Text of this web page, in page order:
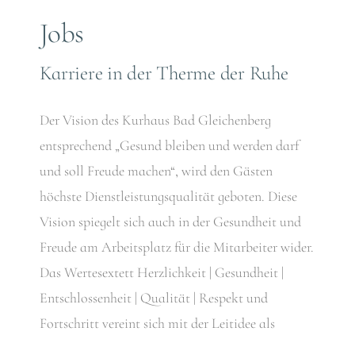
Jobs
Karriere in der Therme der Ruhe
Der Vision des Kurhaus Bad Gleichenberg
entsprechend „Gesund bleiben und werden darf
und soll Freude machen“, wird den Gästen
höchste Dienstleistungsqualität geboten. Diese
Vision spiegelt sich auch in der Gesundheit und
Freude am Arbeitsplatz für die Mitarbeiter wider.
Das Wertesextett Herzlichkeit | Gesundheit |
Entschlossenheit | Qualität | Respekt und
Fortschritt vereint sich mit der Leitidee als